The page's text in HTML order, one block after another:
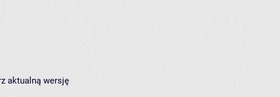
aktualną wersję